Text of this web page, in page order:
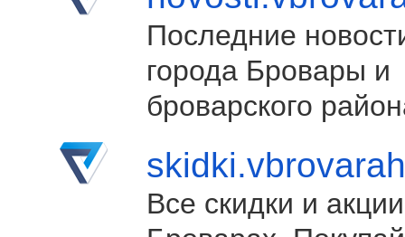
Последние
города Бровары и
броварского
Все скидки и